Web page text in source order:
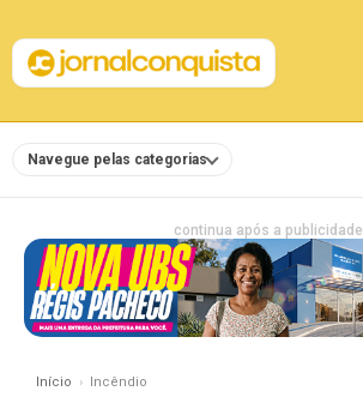
Navegue pelas categorias
continua após a publicidade
Início Incêndio